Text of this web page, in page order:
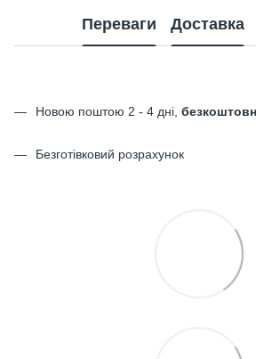
Переваги Доставка
Новою поштою 2 - 4 дні,
Безготівковий розрахунок